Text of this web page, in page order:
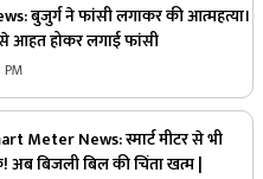
बुजुर्ग ने फांसी लगाकर की आत्महत्या।
आहत होकर लगाई फांसी
Meter News: स्मार्ट मीटर से भी
अब बिजली बिल की चिंता खत्म |